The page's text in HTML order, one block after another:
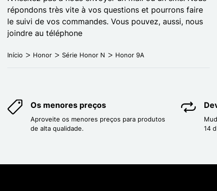
répondons très vite à vos questions et pourrons faire
le suivi de vos commandes. Vous pouvez, aussi, nous
joindre au téléphone
Início Honor Série Honor N Honor 9A
Os menores preços
Aproveite os menores preços para produtos
de alta qualidade.
14